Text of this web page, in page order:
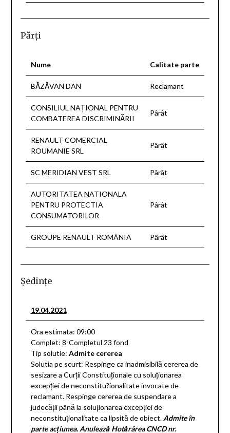
Părţi
Nume Calitate parte
BĂZĂVAN DAN Reclamant
CONSILIUL NAŢIONAL PENTRU
COMBATEREA DISCRIMINĂRII
Pârât
RENAULT COMERCIAL
ROUMANIE SRL
Pârât
SC MERIDIAN VEST SRL Pârât
AUTORITATEA NATIONALA
PENTRU PROTECTIA
CONSUMATORILOR
Pârât
GROUPE RENAULT ROMÂNIA Pârât
Şedinţe
19.04.2021
Ora estimata: 09:00
Complet: 8-Completul 23 fond
Tip solutie: Admite cererea
Solutia pe scurt: Respinge ca inadmisibilă cererea de
sesizare a Curţii Constituţionale cu soluţionarea
excepţiei de neconstitu?ionalitate invocate de
reclamant. Respinge cererea de suspendare a
judecăţii până la soluţionarea excepţiei de
neconstituţionalitate ca lipsită de obiect. Admite în
parte acţiunea. Anulează Hotărârea CNCD nr.